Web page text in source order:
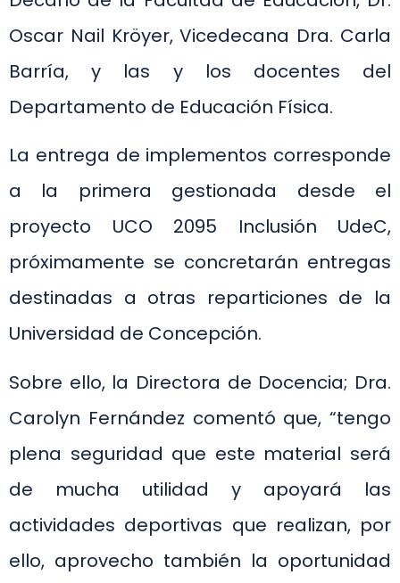
Oscar Nail Kröyer, Vicedecana Dra. Carla
Barría, y las y los docentes del
Departamento de Educación Física.
La entrega de implementos corresponde
a la primera gestionada desde el
proyecto UCO 2095 Inclusión UdeC,
próximamente se concretarán entregas
destinadas a otras reparticiones de la
Universidad de Concepción.
Sobre ello, la Directora de Docencia; Dra.
Carolyn Fernández comentó que, “tengo
plena seguridad que este material será
de mucha utilidad y apoyará las
actividades deportivas que realizan, por
ello, aprovecho también la oportunidad